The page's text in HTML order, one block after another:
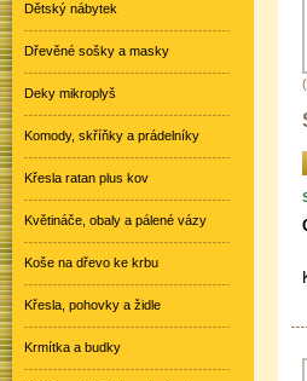
Dětský nábytek
Dřevěné sošky a masky
Deky mikroplyš
Komody, skříňky a prádelníky
Křesla ratan plus kov
Květináče, obaly a pálené vázy
Koše na dřevo ke krbu
Křesla, pohovky a židle
Krmítka a budky